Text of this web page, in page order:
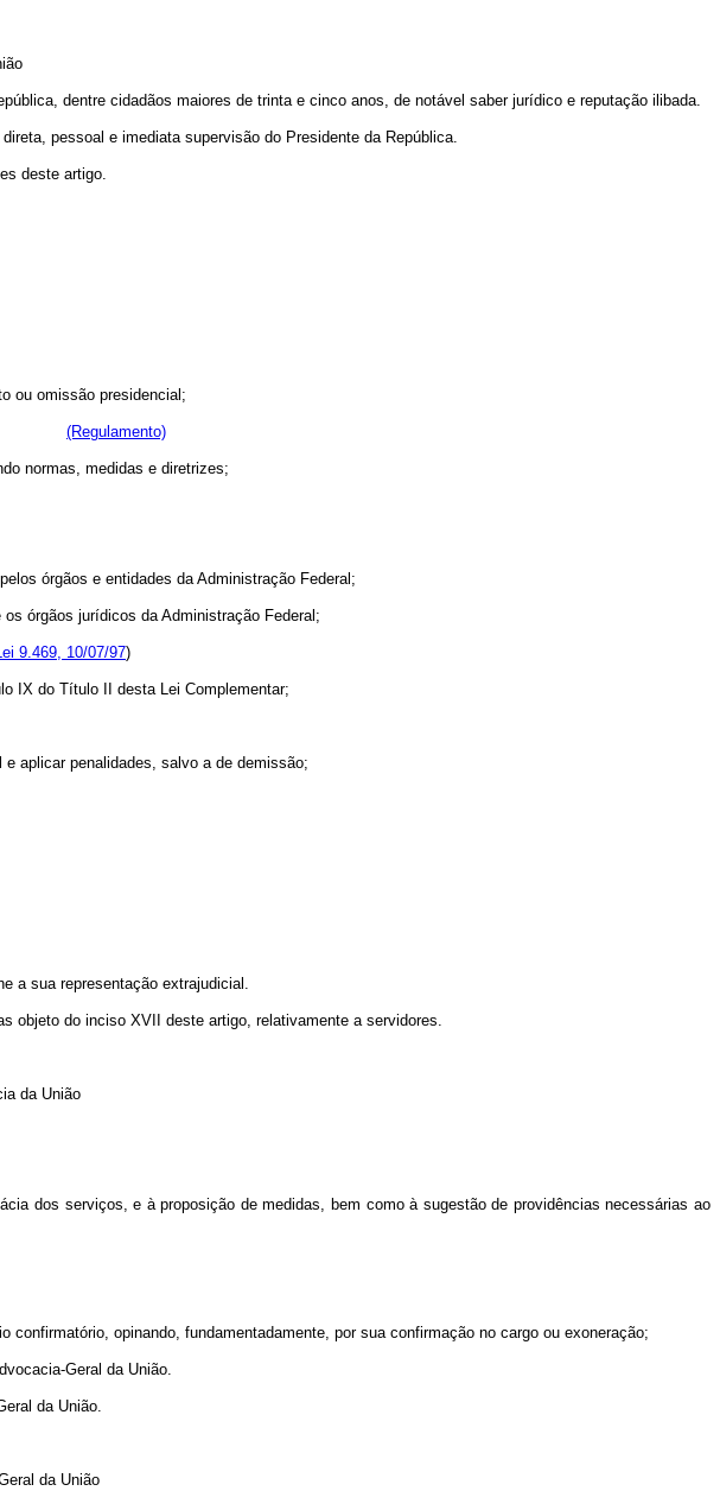
dentre cidadãos maiores de trinta e cinco anos, de notável saber jurídico e reputação ilibada.
pessoal e imediata supervisão do Presidente da República.
deste artigo.
ou omissão presidencial;
(Regulamento)
normas, medidas e diretrizes;
órgãos e entidades da Administração Federal;
órgãos jurídicos da Administração Federal;
9.469, 10/07/97)
IX do Título II desta Lei Complementar;
aplicar penalidades, salvo a de demissão;
a sua representação extrajudicial.
objeto do inciso XVII deste artigo, relativamente a servidores.
da União
dos serviços, e à proposição de medidas, bem como à sugestão de providências necessárias ao
opinando, fundamentadamente, por sua confirmação no cargo ou exoneração;
Geral da União.
da União.
da União